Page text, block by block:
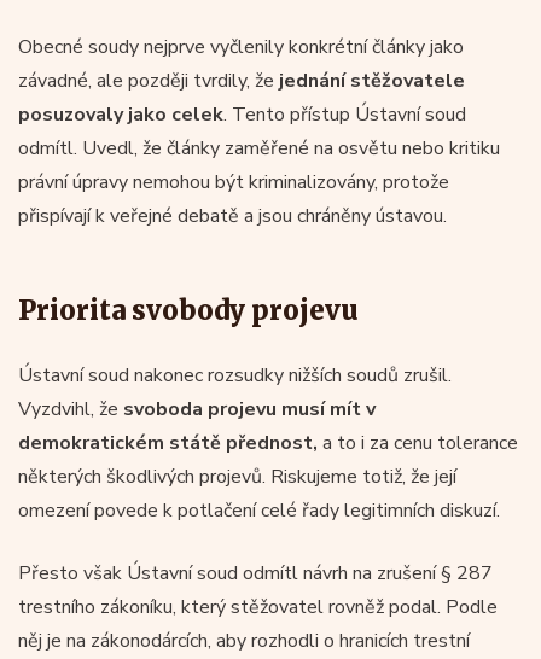
Obecné soudy nejprve vyčlenily konkrétní články jako
závadné, ale později tvrdily, že jednání stěžovatele
posuzovaly jako celek. Tento přístup Ústavní soud
odmítl. Uvedl, že články zaměřené na osvětu nebo kritiku
právní úpravy nemohou být kriminalizovány, protože
přispívají k veřejné debatě a jsou chráněny ústavou.
Priorita svobody projevu
Ústavní soud nakonec rozsudky nižších soudů zrušil.
Vyzdvihl, že svoboda projevu musí mít v
demokratickém státě přednost, a to i za cenu tolerance
některých škodlivých projevů. Riskujeme totiž, že její
omezení povede k potlačení celé řady legitimních diskuzí.
Přesto však Ústavní soud odmítl návrh na zrušení § 287
trestního zákoníku, který stěžovatel rovněž podal. Podle
něj je na zákonodárcích, aby rozhodli o hranicích trestní